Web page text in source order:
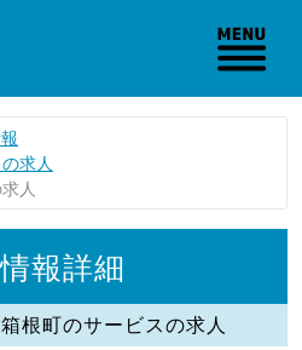
求人
人
報詳細
根町のサービスの求人